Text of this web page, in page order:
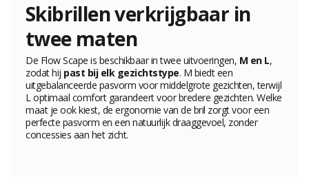
Skibrillen verkrijgbaar in
twee maten
De Flow Scape is beschikbaar in twee uitvoeringen, M en L,
zodat hij past bij elk gezichtstype. M biedt een
uitgebalanceerde pasvorm voor middelgrote gezichten, terwijl
L optimaal comfort garandeert voor bredere gezichten. Welke
maat je ook kiest, de ergonomie van de bril zorgt voor een
perfecte pasvorm en een natuurlijk draaggevoel, zonder
concessies aan het zicht.